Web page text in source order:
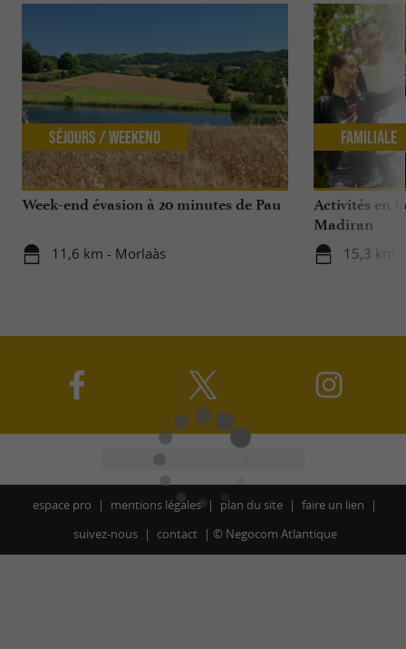
Week-end évasion à 20 minutes de Pau
11,6 km - Morlaàs
Séjours / Weekend
Activités en
Madiran
15,3 km
Familiale
espace pro mentions légales plan du site
faire un lien
suivez-nous
contact © Negocom Atlantique